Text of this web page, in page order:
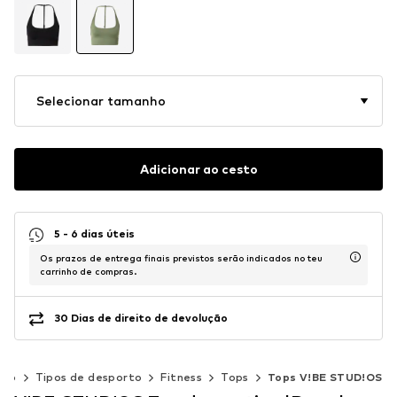
Selecionar tamanho
Adicionar ao cesto
5 - 6 dias úteis
Os prazos de entrega finais previstos serão indicados no teu
carrinho de compras.
30 Dias de direito de devolução
Tipos de desporto Fitness Tops Tops V!BE STUD!OS